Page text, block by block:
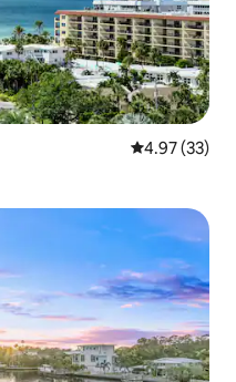
從 33 則評價
4.97 (33)